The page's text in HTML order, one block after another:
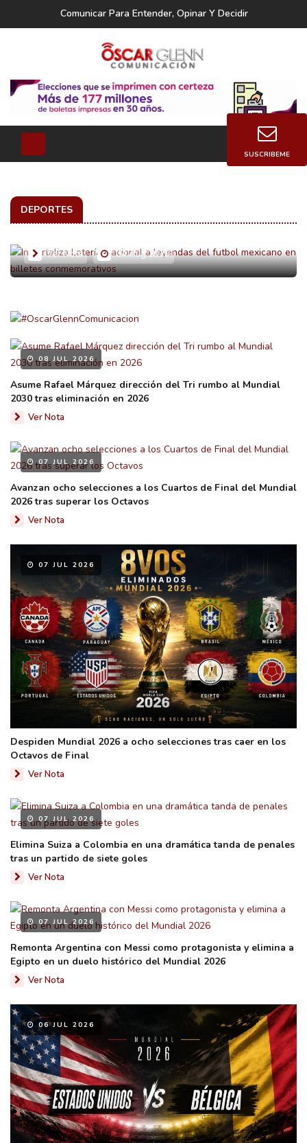
Comunicar Para Entender, Opinar Y Decidir
DEPORTES
futbol mexicano en billetes
conmemorativos
Ver Nota 04 Aug 2026
08 JUL 2026
Asume Rafael Márquez dirección del Tri rumbo al Mundial
2030 tras eliminación en 2026
Ver Nota
07 JUL 2026
Avanzan ocho selecciones a los Cuartos de Final del Mundial
2026 tras superar los Octavos
Ver Nota
07 JUL 2026
Despiden Mundial 2026 a ocho selecciones tras caer en los
Octavos de Final
Ver Nota
07 JUL 2026
Elimina Suiza a Colombia en una dramática tanda de penales
tras un partido de siete goles
Ver Nota
07 JUL 2026
Remonta Argentina con Messi como protagonista y elimina a
Egipto en un duelo histórico del Mundial 2026
Ver Nota
06 JUL 2026
SUSCRIBEME